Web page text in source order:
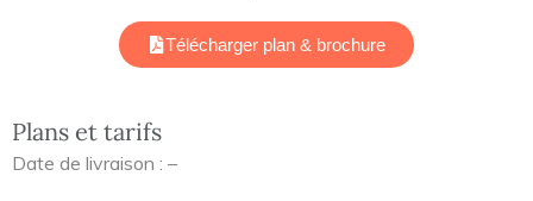
Télécharger plan & brochure
Plans et tarifs
Date de livraison : –